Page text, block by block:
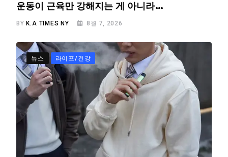
운동이 근육만 강해지는 게 아니라…
BY K.A TIMES NY 8월 7, 2026
뉴스 라이프/건강